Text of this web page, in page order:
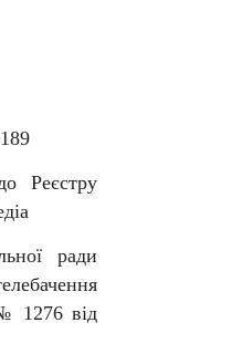
Реєстру
ради
1276 від